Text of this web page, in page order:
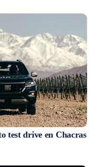
test drive en Chacras